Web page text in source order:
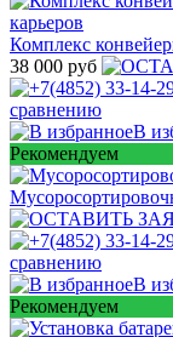
Комплекс
38 000 руб
сравнению
В
Рекомендуем
сравнению
В
Рекомендуем